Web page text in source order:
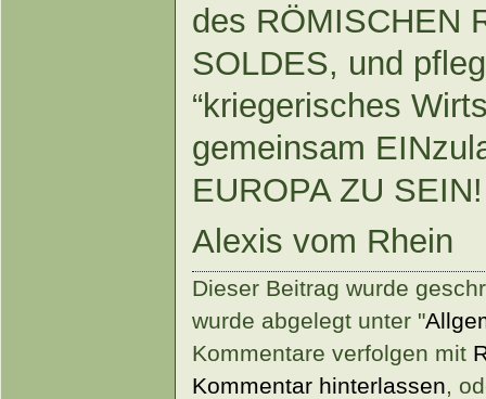
des RÖMISCHEN
SOLDES, und
“kriegerisches
gemeinsam
EUROPA ZU SEIN!
Alexis vom Rhein
Dieser Beitrag wurde
wurde abgelegt unter "
Kommentare verfolgen mit
Kommentar hinterlassen,